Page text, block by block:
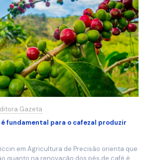
Gazeta
é fundamental para o cafezal produzir
em Agricultura de Precisão orienta que
quanto na renovação dos pés de café é